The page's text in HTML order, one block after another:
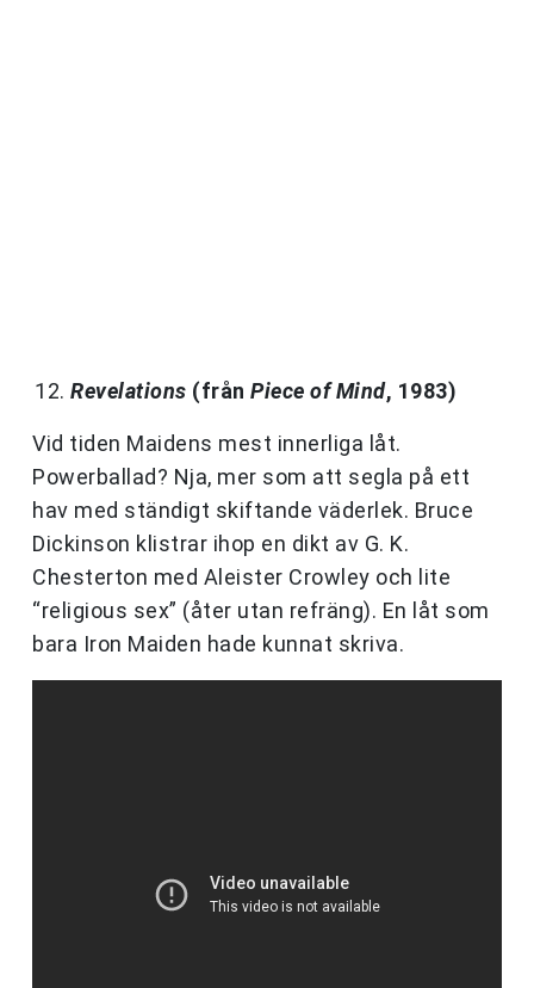
Revelations (från Piece of Mind, 1983)
Vid tiden Maidens mest innerliga låt.
Powerballad? Nja, mer som att segla på ett
hav med ständigt skiftande väderlek. Bruce
Dickinson klistrar ihop en dikt av G. K.
Chesterton med Aleister Crowley och lite
“religious sex” (åter utan refräng). En låt som
bara Iron Maiden hade kunnat skriva.